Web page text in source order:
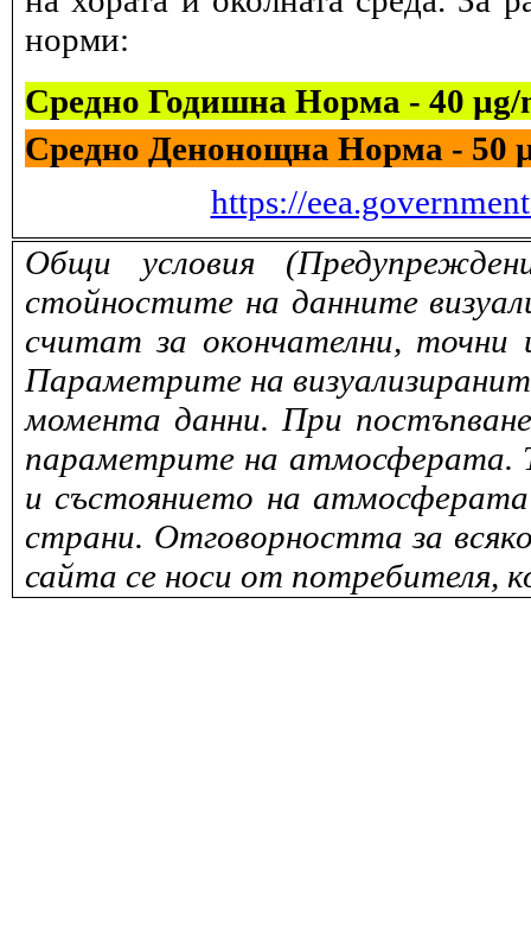
норми:
Средно Годишна Норма - 40 µg/
Средно Денонощна Норма - 50
https://
Общи условия
стойностите на данните
считат за окончателни,
Параметрите на
момента данни. При
параметрите на атмосферата.
и състоянието на
страни. Отговорността за
сайта се носи от потребителя,